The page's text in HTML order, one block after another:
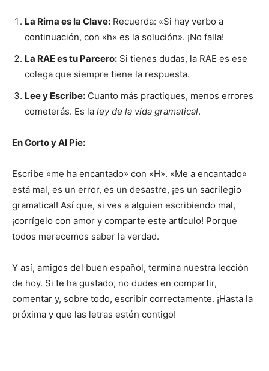
La Rima es la Clave: Recuerda: «Si hay verbo a
continuación, con «h» es la solución». ¡No falla!
La RAE es tu Parcero: Si tienes dudas, la RAE es ese
colega que siempre tiene la respuesta.
Lee y Escribe: Cuanto más practiques, menos errores
cometerás. Es la ley de la vida gramatical.
En Corto y Al Pie:
Escribe «me ha encantado» con «H». «Me a encantado»
está mal, es un error, es un desastre, ¡es un sacrilegio
gramatical! Así que, si ves a alguien escribiendo mal,
¡corrígelo con amor y comparte este artículo! Porque
todos merecemos saber la verdad.
Y así, amigos del buen español, termina nuestra lección
de hoy. Si te ha gustado, no dudes en compartir,
comentar y, sobre todo, escribir correctamente. ¡Hasta la
próxima y que las letras estén contigo!